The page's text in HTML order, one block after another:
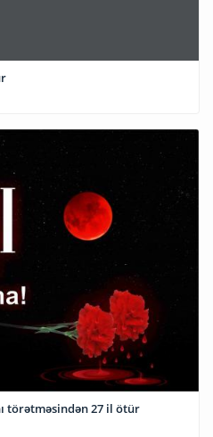
törətməsindən 27 il ötür